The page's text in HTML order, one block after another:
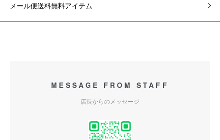
メール便送料無料アイテム
MESSAGE FROM STAFF
店長からのメッセージ